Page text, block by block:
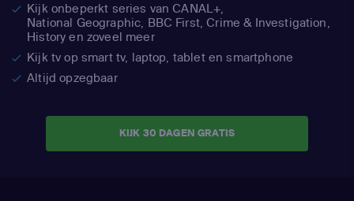
Kijk onbeperkt series van CANAL+,
National Geographic, BBC First, Crime & Investigation,
History en zoveel meer
Kijk tv op smart tv, laptop, tablet en smartphone
Altijd opzegbaar
KIJK 30 DAGEN GRATIS